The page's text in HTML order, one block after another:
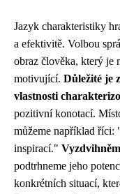
Jazyk charakteristiky
a efektivitě. Volbou
obraz člověka, který je
motivující. Důležité je
vlastnosti
pozitivní konotací.
můžeme například říci:
inspirací."
podtrhneme jeho
konkrétních situací,